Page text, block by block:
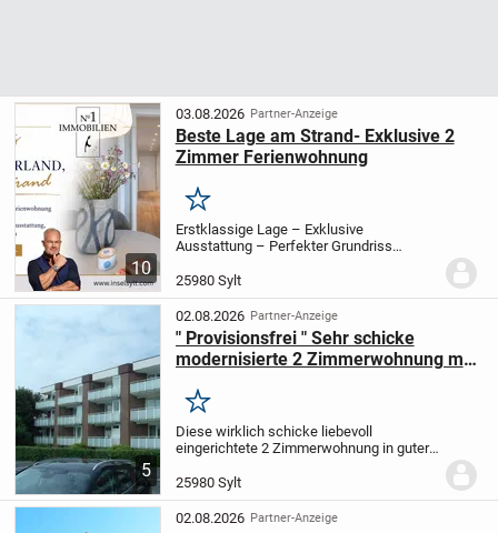
10
03.08.2026 Partner-Anzeige
Beste Lage am Strand- Exklusive 2
Zimmer Ferienwohnung
Merken
Erstklassige Lage – Exklusive
Ausstattung – Perfekter Grundriss
in Westerland/Sylt kaufen, das einfach
alles richtig macht – willkommen im
Haus Eydum. Direkt...
25980 Sylt
5
02.08.2026 Partner-Anzeige
" Provisionsfrei " Sehr schicke
modernisierte 2 Zimmerwohnung mit
von Westerland
Merken
Diese wirklich schicke liebevoll
eingerichtete 2 Zimmerwohnung in guter
bietet:- 2 Zimmer (Wohnzimmer mit
großem!!! Balkon + Schlafzimmer )-
huebsche Küche mit...
25980 Sylt
02.08.2026 Partner-Anzeige